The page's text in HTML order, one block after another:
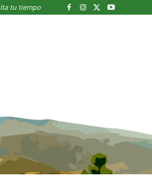
tu tiempo